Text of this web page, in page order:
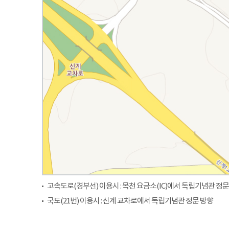
고속도로(경부선) 이용시 : 목천 요금소(IC)에서 독립기념관 정
국도(21번) 이용시 : 신계 교차로에서 독립기념관 정문 방향